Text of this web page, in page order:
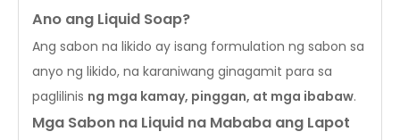
Ano ang Liquid Soap?
Ang sabon na likido ay isang formulation ng sabon sa
anyo ng likido, na karaniwang ginagamit para sa
paglilinis ng mga kamay, pinggan, at mga ibabaw.
Mga Sabon na Liquid na Mababa ang Lapot